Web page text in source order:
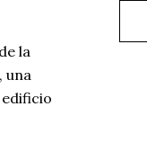
la
una